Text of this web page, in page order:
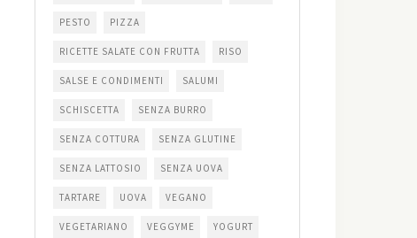
PESTO PIZZA
RICETTE SALATE CON FRUTTA RISO
SALSE E CONDIMENTI SALUMI
SCHISCETTA SENZA BURRO
SENZA COTTURA SENZA GLUTINE
SENZA LATTOSIO SENZA UOVA
TARTARE UOVA VEGANO
VEGETARIANO VEGGYME YOGURT